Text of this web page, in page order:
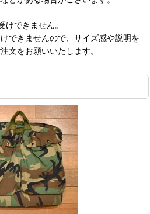
できません。
できませんので、サイズ感や説明を
文をお願いいたします。